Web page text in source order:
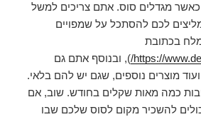
כאשר מגדלים סוס. אתם צריכים למשל
לכם להסתכל על שמפויים
בכתובת
https:// ), ובנוסף אתם גם
מוצרים נוספים, שגם יש להם בלאי.
כמה מאות שקלים בחודש. שוב, אם
להשכיר מקום לסוס שלכם שבו